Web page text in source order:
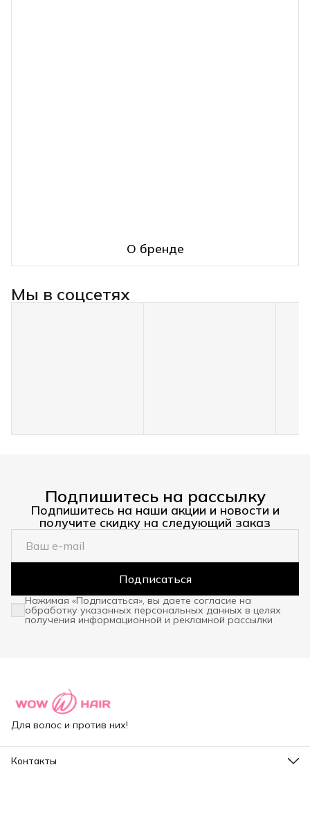
О бренде
Мы в соцсетях
Подпишитесь на рассылку
Подпишитесь на наши акции и новости и
получите скидку на следующий заказ
Подписаться
Нажимая «Подписаться», вы даете согласие на
обработку указанных персональных данных в целях
получения информационной и рекламной рассылки
Для волос и против них!
Контакты